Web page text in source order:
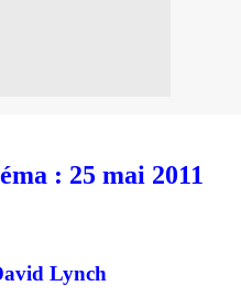
: 25 mai 2011
Lynch